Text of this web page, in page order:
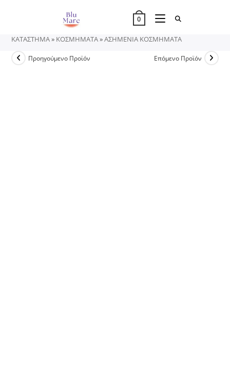
0
ΚΑΤΑΣΤΗΜΑ» ΚΟΣΜΗΜΑΤΑ»ΑΣΗΜΕΝΙΑ ΚΟΣΜΗΜΑΤΑ
Προηγούμενο Προϊόν Επόμενο Προϊόν